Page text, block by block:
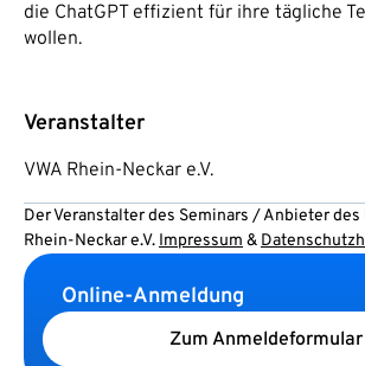
die ChatGPT effizient für ihre tägliche
wollen.
Veranstalter
VWA Rhein-Neckar e.V.
Der Veranstalter des Seminars / Anbieter des
Rhein-Neckar e.V.Impressum&
Online-Anmeldung
Zum Anmeldeformular